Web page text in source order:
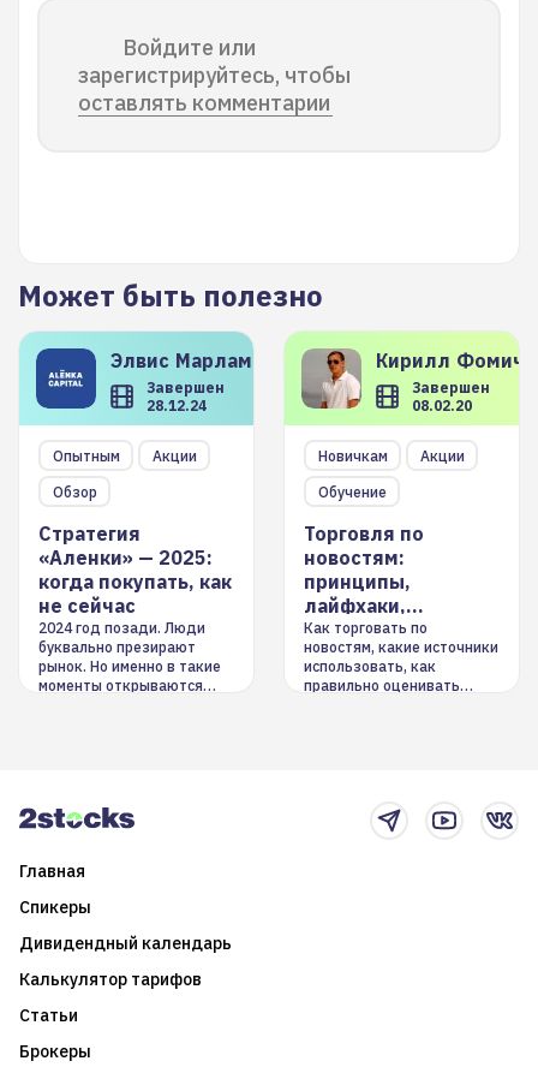
Войдите или
зарегистрируйтесь, чтобы
оставлять комментарии
Может быть полезно
Элвис Марламов
Завершен
28.12.24
Опытным
Акции
Обзор
Стратегия
«Аленки» — 2025:
когда покупать, как
не сейчас
2024 год позади. Люди
буквально презирают
рынок. Но именно в такие
моменты открываются
Кирилл
Завершен
08.02.20
Новичкам
Акции
Обучение
Торговля по
новостям:
принципы,
лайфхаки,
инструменты
Как торговать по
новостям, какие источники
использовать, как
правильно оценивать
Главная
Спикеры
Дивидендный календарь
Калькулятор тарифов
Статьи
Брокеры